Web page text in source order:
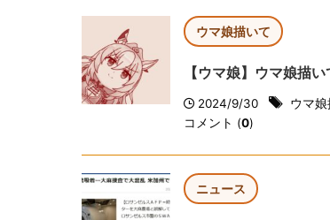
ウマ娘描いて
【ウマ娘】ウマ娘描
2024/9/30
ウマ
コメント (0)
ニュース